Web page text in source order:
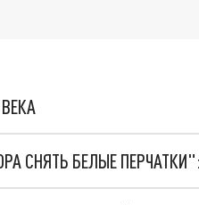
СНЯТЬ БЕЛЫЕ